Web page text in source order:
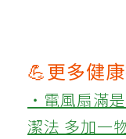
💪更多健
‧電風扇滿
潔法 多加一